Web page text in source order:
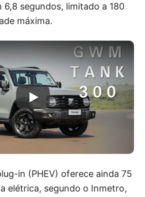
6,8 segundos, limitado a 180
máxima.
in (PHEV) oferece ainda 75
elétrica, segundo o Inmetro,